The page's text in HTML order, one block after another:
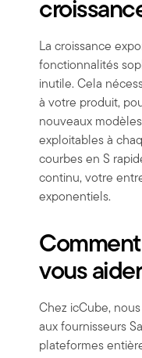
La croissance
fonctionnalités
inutile. Cela
à votre produit,
nouveaux
exploitables à
courbes en S
continu, votre
exponentiels.
vous
Chez icCube,
aux fournisseurs
plateformes